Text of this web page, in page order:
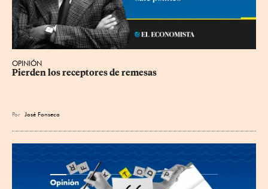
OPINIÓN
Pierden los receptores de remesas
Por José Fonseca